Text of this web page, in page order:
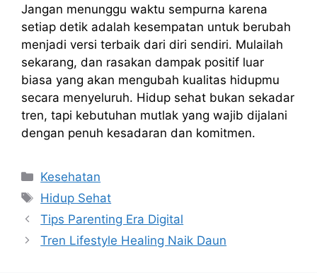
Jangan menunggu waktu sempurna karena
setiap detik adalah kesempatan untuk berubah
menjadi versi terbaik dari diri sendiri. Mulailah
sekarang, dan rasakan dampak positif luar
biasa yang akan mengubah kualitas hidupmu
secara menyeluruh. Hidup sehat bukan sekadar
tren, tapi kebutuhan mutlak yang wajib dijalani
dengan penuh kesadaran dan komitmen.
Kategori
Kesehatan
Tag
Hidup Sehat
Tips Parenting Era Digital
Tren Lifestyle Healing Naik Daun